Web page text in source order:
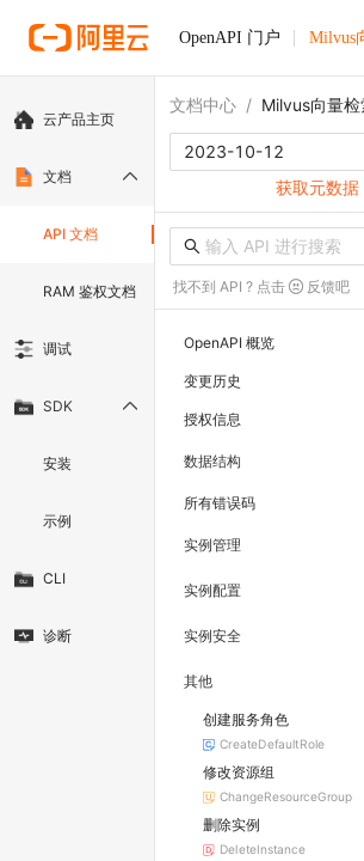
OpenAPI 门户 Milvus
云产品主页
文档
API 文档
RAM 鉴权文档
调试
SDK
安装
示例
CLI
诊断
文档中心 / Milvus向量检
2023-10-12
获取元数据
找不到 API ? 点击 反馈吧
OpenAPI 概览
变更历史
授权信息
数据结构
所有错误码
实例管理
实例配置
实例安全
其他
创建服务角色
CreateDefaultRole
修改资源组
ChangeResourceGroup
删除实例
DeleteInstance